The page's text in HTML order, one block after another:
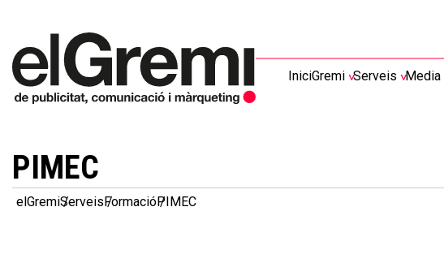
IniciGremi Serveis Media
PIMEC
elGremiServeisFormacióPIMEC